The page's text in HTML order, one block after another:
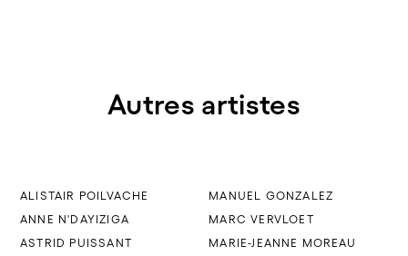
Autres artistes
ALISTAIR POILVACHE
ANNE N'DAYIZIGA
ASTRID PUISSANT
MANUEL GONZALEZ
MARC VERVLOET
MARIE-JEANNE MOREAU